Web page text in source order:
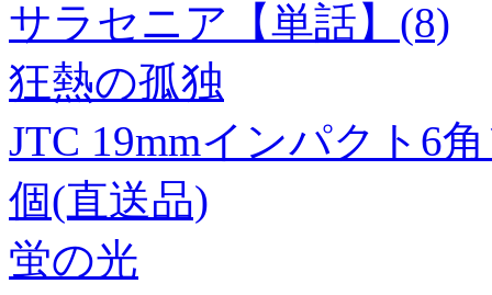
サラセニア【単話】(8)
狂熱の孤独
JTC 19mmインパクト6
個(直送品)
蛍の光